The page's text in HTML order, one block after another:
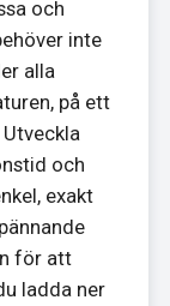
och
inte
alla
på ett
och
exakt
för att
ladda ner